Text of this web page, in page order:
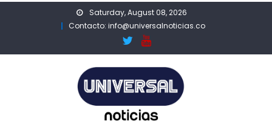
Saturday, August 08, 2026
Contacto: info@universalnoticias.co